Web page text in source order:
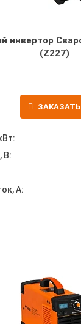
инвертор
(Z227)
ЗАКАЗАТЬ
В:
А: